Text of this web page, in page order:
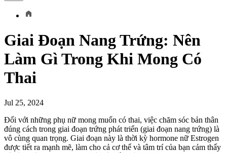
Giai Đoạn Nang Trứng: Nên
Làm Gì Trong Khi Mong Có
Thai
Jul 25, 2024
Đối với những phụ nữ mong muốn có thai, việc chăm sóc bản thân
đúng cách trong giai đoạn trứng phát triển (giai đoạn nang trứng) là
vô cùng quan trọng. Giai đoạn này là thời kỳ hormone nữ Estrogen
được tiết ra mạnh mẽ, làm cho cả cơ thể và tâm trí của bạn cảm thấy